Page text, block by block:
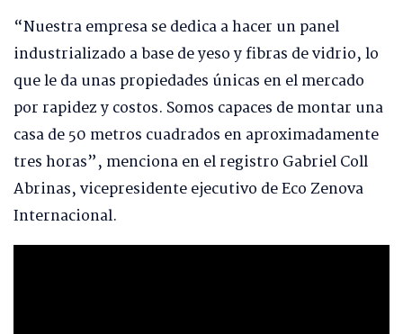
“Nuestra empresa se dedica a hacer un panel
industrializado a base de yeso y fibras de vidrio, lo
que le da unas propiedades únicas en el mercado
por rapidez y costos. Somos capaces de montar una
casa de 50 metros cuadrados en aproximadamente
tres horas”, menciona en el registro Gabriel Coll
Abrinas, vicepresidente ejecutivo de Eco Zenova
Internacional.